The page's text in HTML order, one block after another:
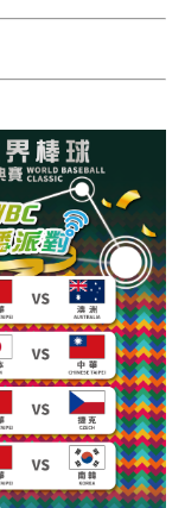
令營專區
市
縣
市
導
縣
鎮
縣
地區